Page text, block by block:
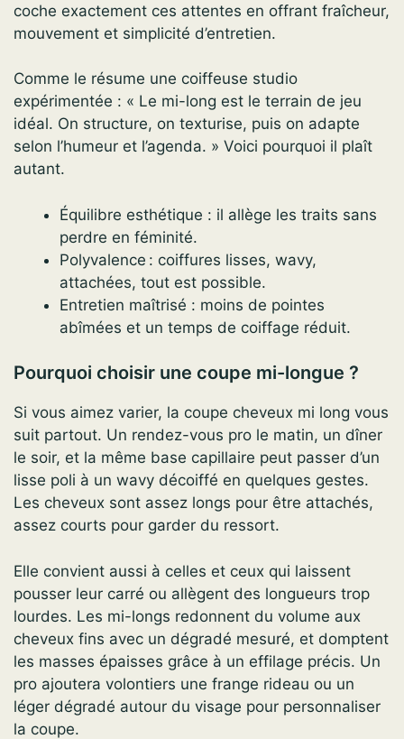
coche exactement ces attentes en offrant fraîcheur,
mouvement et simplicité d’entretien.
Comme le résume une coiffeuse studio
expérimentée : « Le mi-long est le terrain de jeu
idéal. On structure, on texturise, puis on adapte
selon l’humeur et l’agenda. » Voici pourquoi il plaît
autant.
Équilibre esthétique : il allège les traits sans
perdre en féminité.
Polyvalence : coiffures lisses, wavy,
attachées, tout est possible.
Entretien maîtrisé : moins de pointes
abîmées et un temps de coiffage réduit.
Pourquoi choisir une coupe mi-longue ?
Si vous aimez varier, la coupe cheveux mi long vous
suit partout. Un rendez-vous pro le matin, un dîner
le soir, et la même base capillaire peut passer d’un
lisse poli à un wavy décoiffé en quelques gestes.
Les cheveux sont assez longs pour être attachés,
assez courts pour garder du ressort.
Elle convient aussi à celles et ceux qui laissent
pousser leur carré ou allègent des longueurs trop
lourdes. Les mi-longs redonnent du volume aux
cheveux fins avec un dégradé mesuré, et domptent
les masses épaisses grâce à un effilage précis. Un
pro ajoutera volontiers une frange rideau ou un
léger dégradé autour du visage pour personnaliser
la coupe.